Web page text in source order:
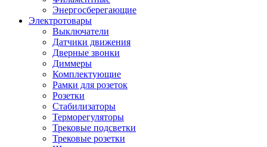
Энергосберегающие
Электротовары
Выключатели
Датчики движения
Дверные звонки
Диммеры
Комплектующие
Рамки для розеток
Розетки
Стабилизаторы
Терморегуляторы
Трековые подсветки
Трековые розетки